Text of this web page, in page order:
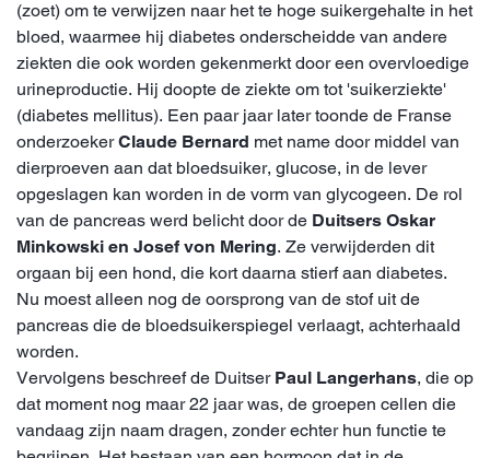
(zoet) om te verwijzen naar het te hoge suikergehalte in het
bloed, waarmee hij diabetes onderscheidde van andere
ziekten die ook worden gekenmerkt door een overvloedige
urineproductie. Hij doopte de ziekte om tot 'suikerziekte'
(diabetes mellitus). Een paar jaar later toonde de Franse
onderzoekerClaude Bernard met name door middel van
dierproeven aan dat bloedsuiker, glucose, in de lever
opgeslagen kan worden in de vorm van glycogeen. De rol
van de pancreas werd belicht door de Duitsers Oskar
Minkowski en Josef von Mering. Ze verwijderden dit
orgaan bij een hond, die kort daarna stierf aan diabetes.
Nu moest alleen nog de oorsprong van de stof uit de
pancreas die de bloedsuikerspiegel verlaagt, achterhaald
worden.
Vervolgens beschreef de Duitser Paul Langerhans, die op
dat moment nog maar 22 jaar was, de groepen cellen die
vandaag zijn naam dragen, zonder echter hun functie te